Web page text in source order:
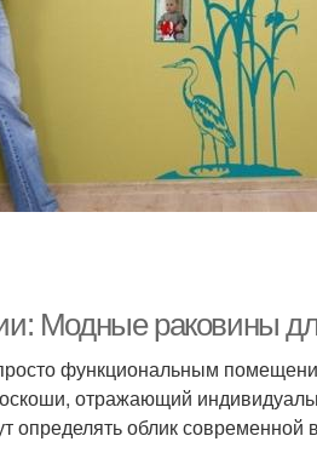
Модные раковины
функциональным
отражающий
определять облик современной